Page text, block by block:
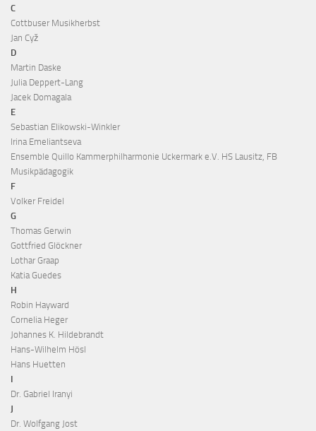
C
Cottbuser Musikherbst
Jan Cyž
D
Martin Daske
Julia Deppert-Lang
Jacek Domagala
E
Sebastian Elikowski-Winkler
Irina Emeliantseva
Ensemble Quillo Kammerphilharmonie Uckermark e.V. HS Lausitz, FB
Musikpädagogik
F
Volker Freidel
G
Thomas Gerwin
Gottfried Glöckner
Lothar Graap
Katia Guedes
H
Robin Hayward
Cornelia Heger
Johannes K. Hildebrandt
Hans-Wilhelm Hösl
Hans Huetten
I
Dr. Gabriel Iranyi
J
Dr. Wolfgang Jost